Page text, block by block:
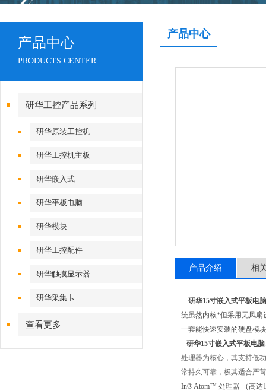
产品中心
PRODUCTS CENTER
研华工控产品系列
研华原装工控机
研华工控机主板
研华嵌入式
研华平板电脑
研华模块
研华工控配件
研华触摸显示器
研华采集卡
查看更多
产品中心
产品介绍 相
研华15寸嵌入式平板电
统虽然内核*但采用无风扇
一套能快速安装的硬盘模
研华15寸嵌入式平板电脑
处理器为核心，其支持低
常持久可靠，极其适合严
In® Atom™ 处理器 （高达